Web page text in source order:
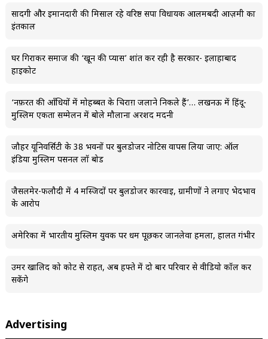
सादगी और ईमानदारी की मिसाल रहे वरिष्ठ सपा विधायक आलमबदी आज़मी का
इंतकाल
घर गिराकर समाज की ‘खून की प्यास’ शांत कर रही है सरकार- इलाहाबाद
हाईकोर्ट
‘नफ़रत की आँधियों में मोहब्बत के चिराग़ जलाने निकले हैं’… लखनऊ में हिंदू-
मुस्लिम एकता सम्मेलन में बोले मौलाना अरशद मदनी
जौहर यूनिवर्सिटी के 38 भवनों पर बुलडोजर नोटिस वापस लिया जाए: ऑल
इंडिया मुस्लिम पर्सनल लॉ बोर्ड
जैसलमेर-फलौदी में 4 मस्जिदों पर बुलडोजर कार्रवाई, ग्रामीणों ने लगाए भेदभाव
के आरोप
अमेरिका में भारतीय मुस्लिम युवक पर धर्म पूछकर जानलेवा हमला, हालत गंभीर
उमर खालिद को कोर्ट से राहत, अब हफ्ते में दो बार परिवार से वीडियो कॉल कर
सकेंगे
Advertising